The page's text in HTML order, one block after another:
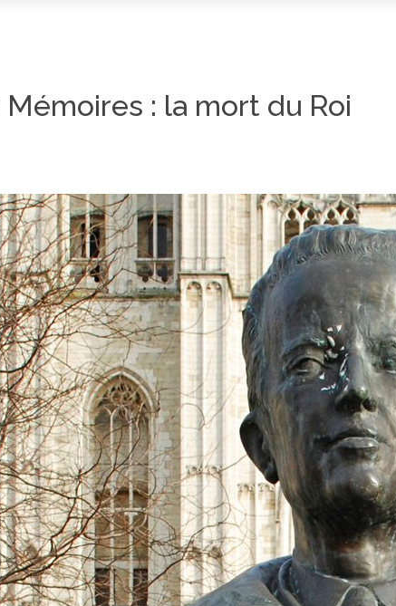
: la mort du Roi